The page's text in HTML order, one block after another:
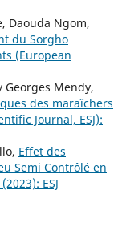
Daouda Ngom,
du Sorgho
(European
Georges Mendy,
des maraîchers
Journal, ESJ):
Effet des
Semi Contrôlé en
ESJ